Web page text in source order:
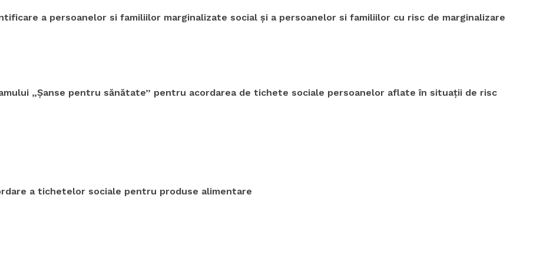
a persoanelor si familiilor marginalizate social și a persoanelor si familiilor cu risc de marginalizare
„Șanse pentru sănătate” pentru acordarea de tichete sociale persoanelor aflate în situații de risc
a tichetelor sociale pentru produse alimentare